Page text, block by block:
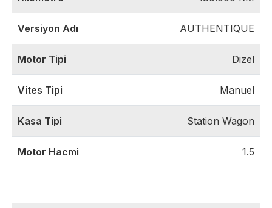
Versiyon Adı AUTHENTIQUE
Motor Tipi Dizel
Vites Tipi Manuel
Kasa Tipi Station Wagon
Motor Hacmi 1.5